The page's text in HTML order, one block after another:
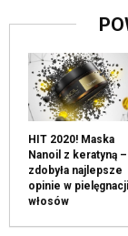
HIT 2020! Maska
Nanoil z keratyną –
zdobyła najlepsze
opinie w pielęgnacji
włosów